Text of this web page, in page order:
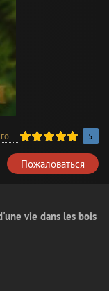
/В хорошем качестве
5
Пожаловаться
vie dans les bois